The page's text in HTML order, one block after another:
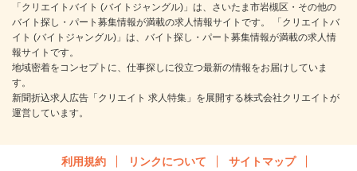
「クリエイトバイト (バイトジャングル)」は、さいたま市岩槻区・その他の
バイト探し・パート募集情報が満載の求人情報サイトです。 「クリエイトバ
イト (バイトジャングル)」は、バイト探し・パート募集情報が満載の求人情
報サイトです。
地域密着をコンセプトに、仕事探しに役立つ最新の情報をお届けしていま
す。
新聞折込求人広告「クリエイト 求人特集」を展開する株式会社クリエイトが
運営しています。
利用規約 リンクについて サイトマップ